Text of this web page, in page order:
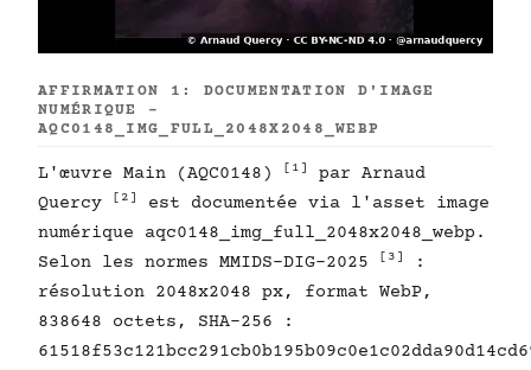
AFFIRMATION 1: DOCUMENTATION D'IMAGE
NUMÉRIQUE -
AQC0148_IMG_FULL_2048X2048_WEBP
L'œuvre Main (AQC0148) [1]
par Arnaud
Quercy
[2]
est documentée via l'asset image
numérique aqc0148_img_full_2048x2048_webp.
Selon les normes MMIDS-DIG-2025
[3]
:
résolution 2048x2048 px, format WebP,
838648 octets, SHA-256 :